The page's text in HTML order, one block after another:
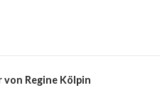
von Regine Kölpin